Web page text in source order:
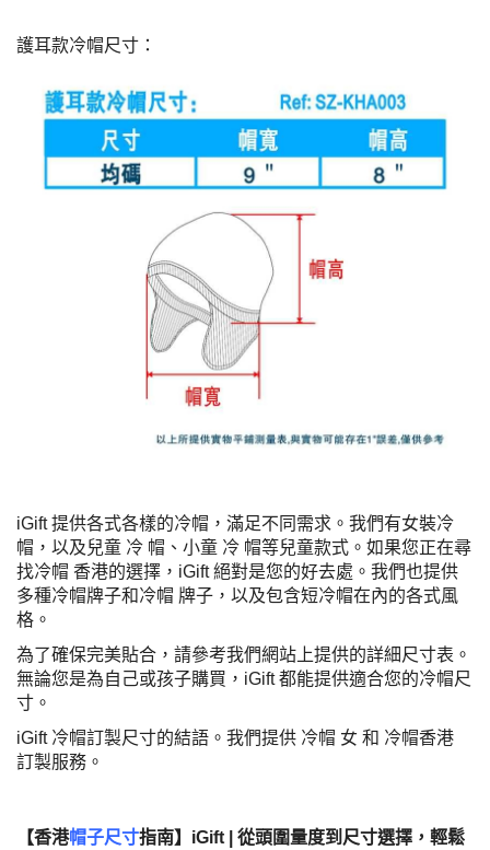
護耳款冷帽尺寸：
iGift 提供各式各樣的冷帽，滿足不同需求。我們有女裝冷
帽，以及兒童 冷 帽、小童 冷 帽等兒童款式。如果您正在尋
找冷帽 香港的選擇，iGift 絕對是您的好去處。我們也提供
多種冷帽牌子和冷帽 牌子，以及包含短冷帽在內的各式風
格。
為了確保完美貼合，請參考我們網站上提供的詳細尺寸表。
無論您是為自己或孩子購買，iGift 都能提供適合您的冷帽尺
寸。
iGift 冷帽訂製尺寸的結語。我們提供 冷帽 女 和 冷帽香港
訂製服務。
【香港帽子尺寸指南】iGift | 從頭圍量度到尺寸選擇，輕鬆